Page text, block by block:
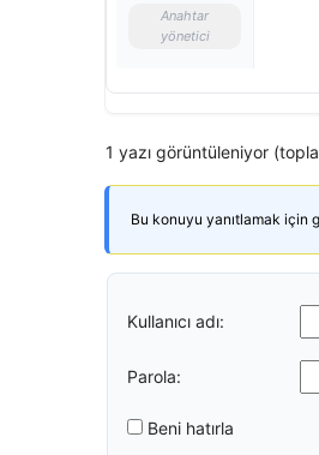
Anahtar
yönetici
1 yazı görüntüleniyor
Bu konuyu yanıtlamak için
Kullanıcı adı:
Parola:
Beni hatırla